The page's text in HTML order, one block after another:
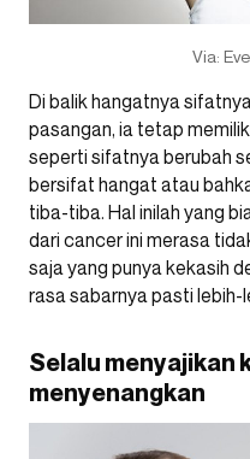
Via:
Di balik hangatnya
pasangan, ia tetap
seperti sifatnya berubah
bersifat hangat atau
tiba-tiba. Hal inilah yang
dari cancer ini merasa
saja yang punya kekasih
rasa sabarnya pasti lebih-
Selalu menyajikan
menyenangkan